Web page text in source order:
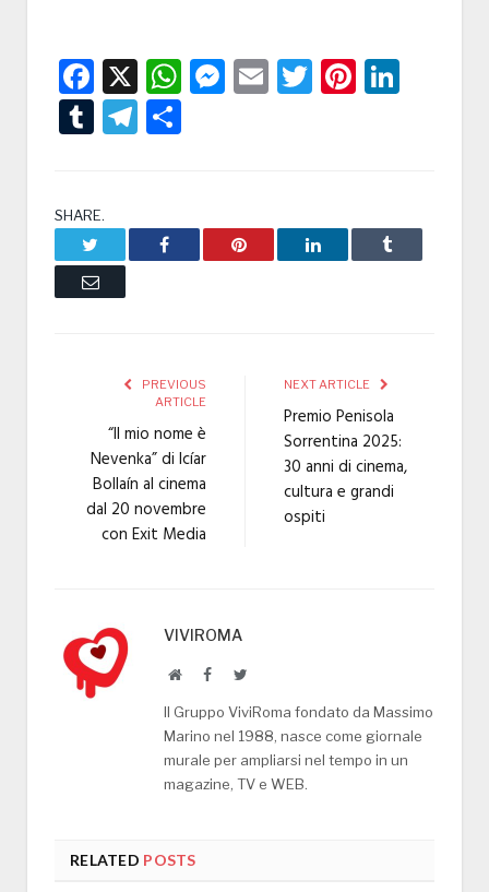
Facebook
X WhatsApp
Messenger
EmailTwitter
TumblrTelegram
SHARE.
Facebook Pinterest LinkedIn Tumblr
Email
PREVIOUS
ARTICLE
“Il mio nome è
Nevenka” di Icíar
Bollaín al cinema
dal 20 novembre
con Exit Media
NEXT ARTICLE
Premio Penisola
Sorrentina 2025:
30 anni di cinema,
cultura e grandi
ospiti
VIVIROMA
WebsiteFacebookTwitter
Il Gruppo ViviRoma fondato da Massimo
Marino nel 1988, nasce come giornale
murale per ampliarsi nel tempo in un
magazine, TV e WEB.
RELATED POSTS